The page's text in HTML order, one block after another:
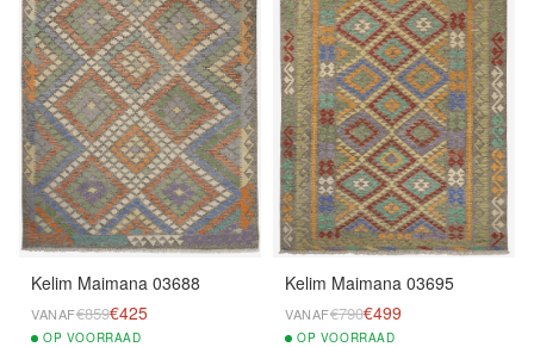
Kelim Maimana 03688
VANAF€859€425
OP VOORRAAD
Kelim Maimana 03695
VANAF€790€499
OP VOORRAAD